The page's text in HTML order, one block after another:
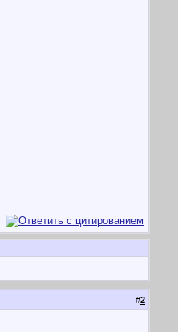
#2